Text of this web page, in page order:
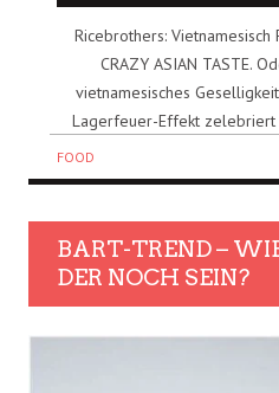
Ricebrothers:
CRAZY ASIAN TASTE.
vietnamesisches
Lagerfeuer-Effekt zelebriert
FOOD
BART-TREND –
DER NOCH SEIN?